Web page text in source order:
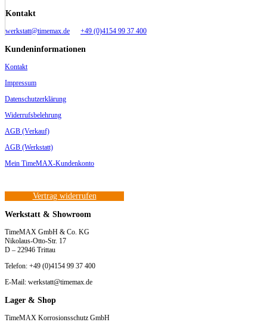
Kontakt
werkstatt@timemax.de +49 (0)4154 99 37 400
Kundeninformationen
Kontakt
Impressum
Datenschutzerklärung
Widerrufsbelehrung
AGB (Verkauf)
AGB (Werkstatt)
Mein TimeMAX-Kundenkonto
Vertrag widerrufen
Werkstatt & Showroom
TimeMAX GmbH & Co. KG
Nikolaus-Otto-Str. 17
D – 22946 Trittau
Telefon: +49 (0)4154 99 37 400
E-Mail: werkstatt@timemax.de
Lager & Shop
TimeMAX Korrosionsschutz GmbH